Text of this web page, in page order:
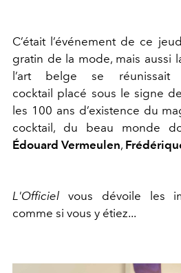
C’était l’événement de ce
gratin de la mode, mais aussi
l’art belge se réunissait
cocktail placé sous le signe
les 100 ans d’existence du
cocktail, du beau monde
Édouard Vermeulen,
L'Officiel vous dévoile les
comme si vous y étiez...